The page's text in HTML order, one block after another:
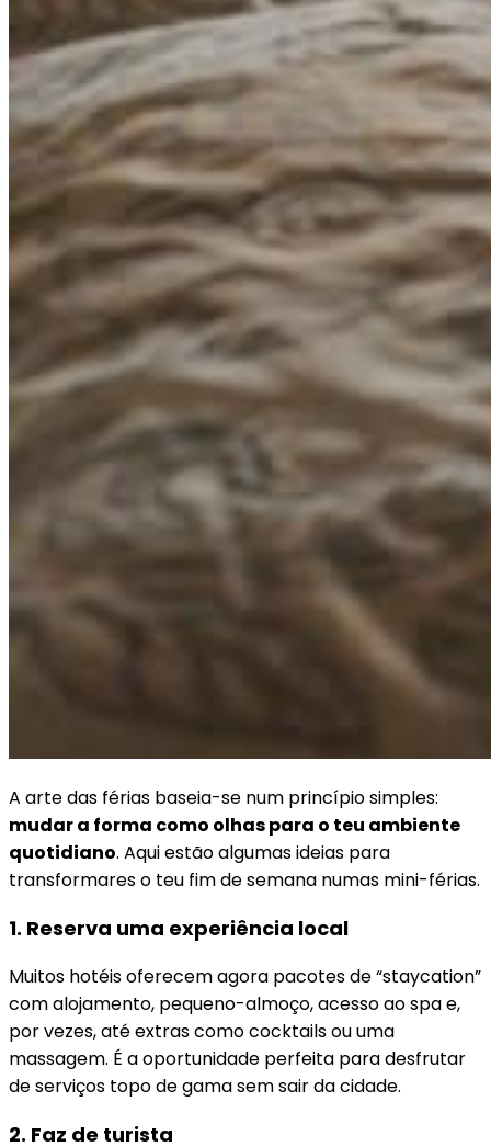
A arte das férias baseia-se num princípio simples:
mudar a forma como olhas para o teu ambiente
quotidiano. Aqui estão algumas ideias para
transformares o teu fim de semana numas mini-férias.
1. Reserva uma experiência local
Muitos hotéis oferecem agora pacotes de “staycation”
com alojamento, pequeno-almoço, acesso ao spa e,
por vezes, até extras como cocktails ou uma
massagem. É a oportunidade perfeita para desfrutar
de serviços topo de gama sem sair da cidade.
2. Faz de turista